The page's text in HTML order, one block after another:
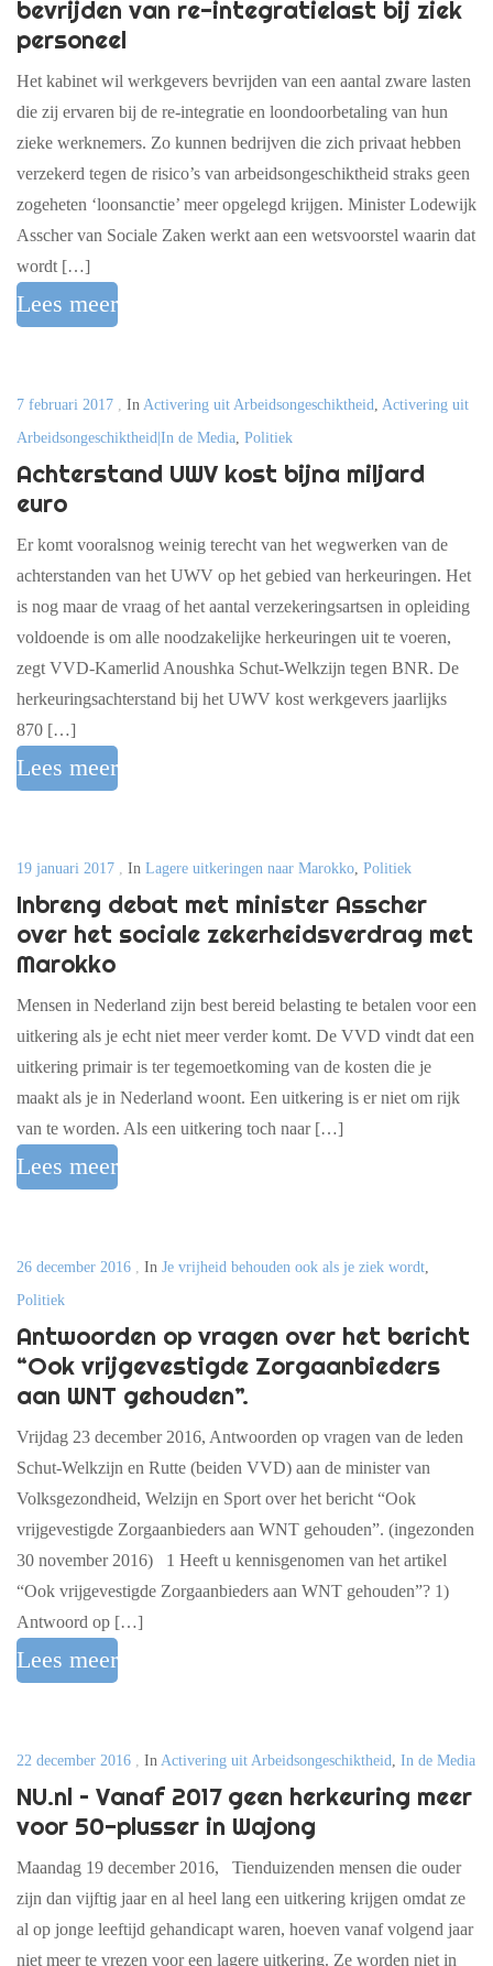
bevrijden van re-integratielast bij ziek
personeel
Het kabinet wil werkgevers bevrijden van een aantal zware lasten
die zij ervaren bij de re-integratie en loondoorbetaling van hun
zieke werknemers. Zo kunnen bedrijven die zich privaat hebben
verzekerd tegen de risico’s van arbeidsongeschiktheid straks geen
zogeheten ‘loonsanctie’ meer opgelegd krijgen. Minister Lodewijk
Asscher van Sociale Zaken werkt aan een wetsvoorstel waarin dat
wordt […]
Lees meer
7 februari 2017 , In Activering uit Arbeidsongeschiktheid, Activering uit
Arbeidsongeschiktheid|In de Media, Politiek
Achterstand UWV kost bijna miljard
euro
Er komt vooralsnog weinig terecht van het wegwerken van de
achterstanden van het UWV op het gebied van herkeuringen. Het
is nog maar de vraag of het aantal verzekeringsartsen in opleiding
voldoende is om alle noodzakelijke herkeuringen uit te voeren,
zegt VVD-Kamerlid Anoushka Schut-Welkzijn tegen BNR. De
herkeuringsachterstand bij het UWV kost werkgevers jaarlijks
870 […]
Lees meer
19 januari 2017 , In Lagere uitkeringen naar Marokko, Politiek
Inbreng debat met minister Asscher
over het sociale zekerheidsverdrag met
Marokko
Mensen in Nederland zijn best bereid belasting te betalen voor een
uitkering als je echt niet meer verder komt. De VVD vindt dat een
uitkering primair is ter tegemoetkoming van de kosten die je
maakt als je in Nederland woont. Een uitkering is er niet om rijk
van te worden. Als een uitkering toch naar […]
Lees meer
26 december 2016 , In Je vrijheid behouden ook als je ziek wordt,
Politiek
Antwoorden op vragen over het bericht
“Ook vrijgevestigde Zorgaanbieders
aan WNT gehouden”.
Vrijdag 23 december 2016, Antwoorden op vragen van de leden
Schut-Welkzijn en Rutte (beiden VVD) aan de minister van
Volksgezondheid, Welzijn en Sport over het bericht “Ook
vrijgevestigde Zorgaanbieders aan WNT gehouden”. (ingezonden
30 november 2016) 1 Heeft u kennisgenomen van het artikel
“Ook vrijgevestigde Zorgaanbieders aan WNT gehouden”? 1)
Antwoord op […]
Lees meer
22 december 2016 , In Activering uit Arbeidsongeschiktheid, In de Media
NU.nl – Vanaf 2017 geen herkeuring meer
voor 50-plusser in Wajong
Maandag 19 december 2016, Tienduizenden mensen die ouder
zijn dan vijftig jaar en al heel lang een uitkering krijgen omdat ze
al op jonge leeftijd gehandicapt waren, hoeven vanaf volgend jaar
niet meer te vrezen voor een lagere uitkering. Ze worden niet in